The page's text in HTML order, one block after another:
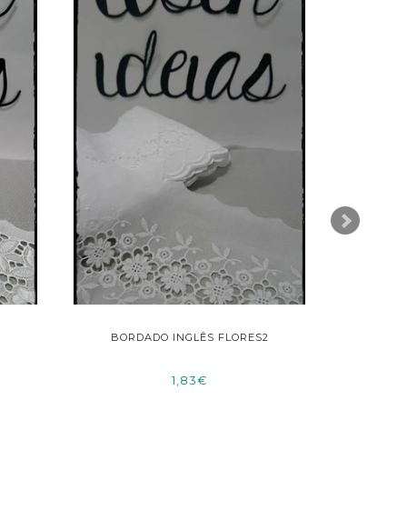
BORDADO INGLÊS FLORES2
1,83€